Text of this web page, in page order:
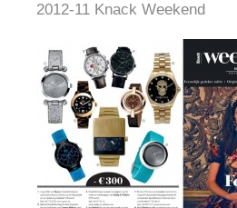
2012-11 Knack Weekend